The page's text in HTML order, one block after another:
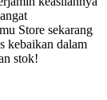
Store sekarang
kebaikan dalam
stok!